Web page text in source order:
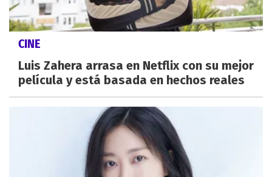
CINE
Luis Zahera arrasa en Netflix con su mejor
película y está basada en hechos reales